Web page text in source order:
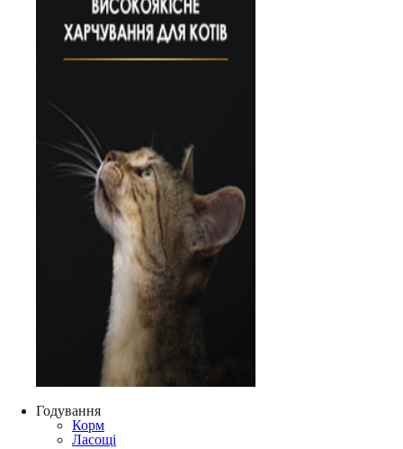
Годування
Корм
Ласощі